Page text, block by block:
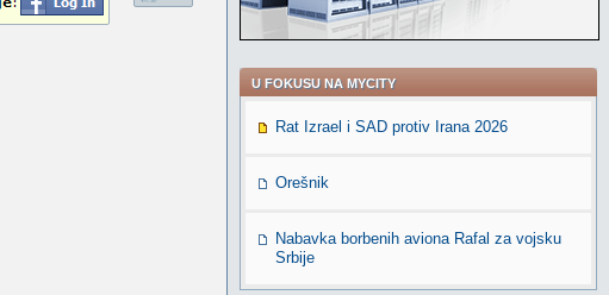
U FOKUSU NA MYCITY
Rat Izrael i SAD protiv Irana 2026
Orešnik
Nabavka borbenih aviona Rafal za vojsku
Srbije